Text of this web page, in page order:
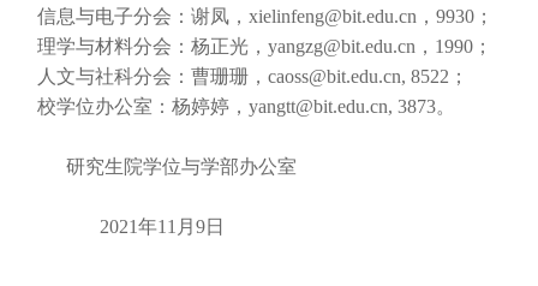
信息与电子分会：谢凤，xielinfeng@bit.edu.cn，9930；
理学与材料分会：杨正光，yangzg@bit.edu.cn，1990；
人文与社科分会：曹珊珊，caoss@bit.edu.cn, 8522；
校学位办公室：杨婷婷，yangtt@bit.edu.cn, 3873。
研究生院学位与学部办公室
2021年11月9日